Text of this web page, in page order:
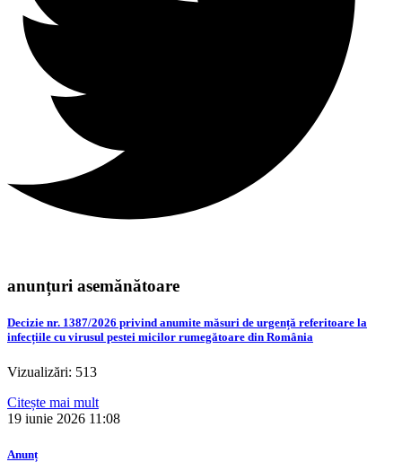
anunțuri asemănătoare
Decizie nr. 1387/2026 privind anumite măsuri de urgență referitoare la
infecțiile cu virusul pestei micilor rumegătoare din România
Vizualizări: 513
Citește mai mult
19 iunie 2026 11:08
Anunț